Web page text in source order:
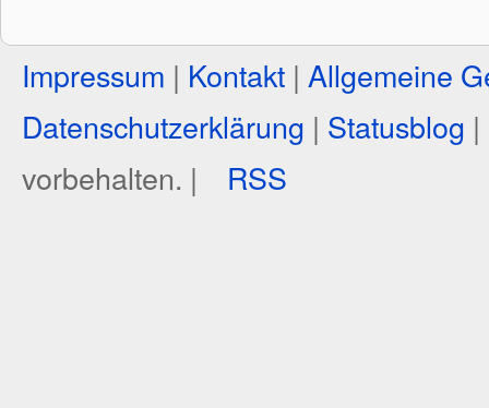
Impressum | Kontakt | Allgemeine
Datenschutzerklärung | Statusblog |
vorbehalten. |
RSS